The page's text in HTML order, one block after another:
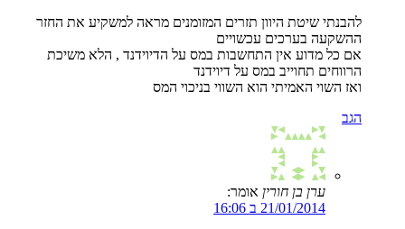
להבנתי שיטת היוון תזרים המזומנים מראה למשקיע את החזר
ההשקעה בערכים עכשויים
אם כל מדוע אין התחשבות במס על הדיוידנד , הלא משיכת
הרווחים תחוייב במס על דיוידנד
ואז השוי האמיתי הוא השווי בניכוי המס
הגב
ערן בן חורין אומר:
21/01/2014 ב 16:06